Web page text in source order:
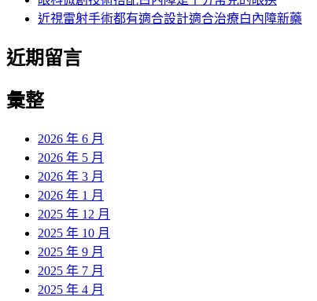
近視雷射手術都有適合設計適合治療白內障新藥
近期留言
彙整
2026 年 6 月
2026 年 5 月
2026 年 3 月
2026 年 1 月
2025 年 12 月
2025 年 10 月
2025 年 9 月
2025 年 7 月
2025 年 4 月